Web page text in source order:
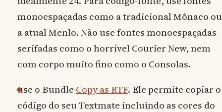
monoespaçadas como a tradicional Mônaco ou
a atual Menlo. Não use fontes monoespaçadas
serifadas como o horrível Courier New, nem
com corpo muito fino como o Consolas.
use o Bundle Copy as RTF. Ele permite copiar o
código do seu Textmate incluindo as cores do